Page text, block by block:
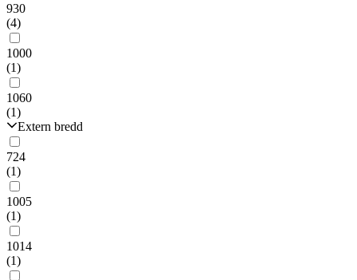
930
(4)
1000
(1)
1060
(1)
Extern bredd
724
(1)
1005
(1)
1014
(1)